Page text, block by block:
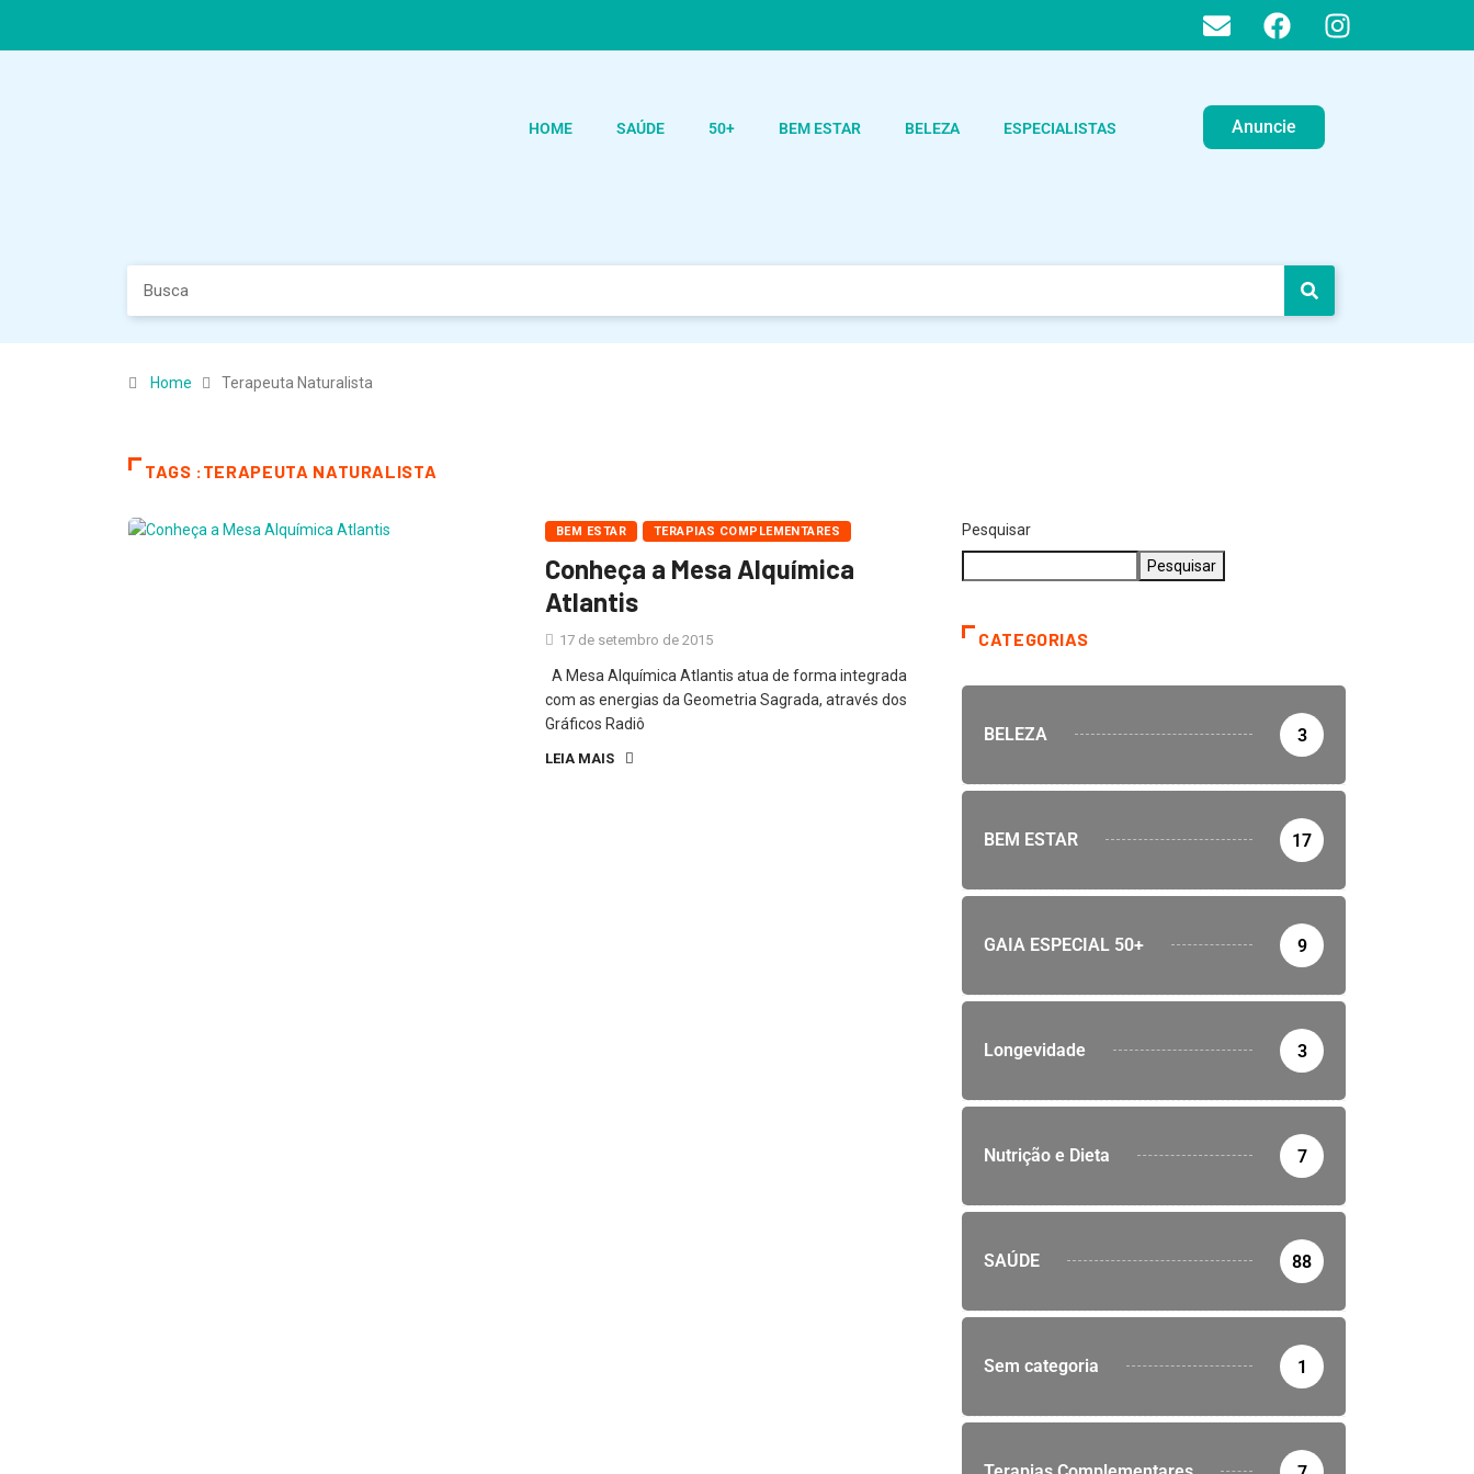
HOME SAÚDE 50+ BEM ESTAR BELEZA ESPECIALISTAS Anuncie
Home Terapeuta Naturalista
TAGS :TERAPEUTA NATURALISTA
BEM ESTAR TERAPIAS COMPLEMENTARES
Conheça a Mesa Alquímica
Atlantis
17 de setembro de 2015
A Mesa Alquímica Atlantis atua de forma integrada
com as energias da Geometria Sagrada, através dos
Gráficos Radiô
LEIA MAIS
Pesquisar
Pesquisar
CATEGORIAS
BELEZA 3
BEM ESTAR 17
GAIA ESPECIAL 50+ 9
Longevidade 3
Nutrição e Dieta 7
SAÚDE 88
Sem categoria 1